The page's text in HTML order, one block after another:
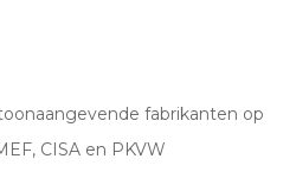
fabrikanten op
CISA en PKVW